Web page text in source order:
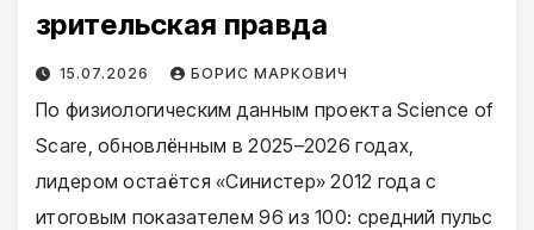
зрительская правда
15.07.2026 БОРИС МАРКОВИЧ
По физиологическим данным проекта Science of
Scare, обновлённым в 2025–2026 годах,
лидером остаётся «Синистер» 2012 года с
итоговым показателем 96 из 100: средний пульс